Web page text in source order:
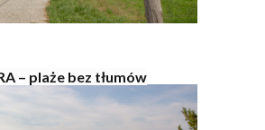
– plaże bez tłumów